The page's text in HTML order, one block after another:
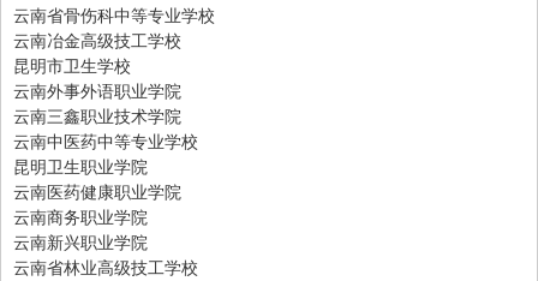
云南省骨伤科中等专业学校
云南冶金高级技工学校
昆明市卫生学校
云南外事外语职业学院
云南三鑫职业技术学院
云南中医药中等专业学校
昆明卫生职业学院
云南医药健康职业学院
云南商务职业学院
云南新兴职业学院
云南省林业高级技工学校